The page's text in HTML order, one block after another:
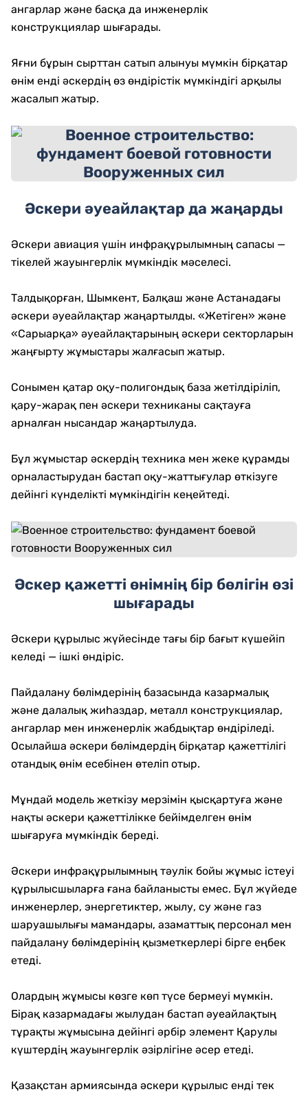
ангарлар және басқа да инженерлік
конструкциялар шығарады.
Яғни бұрын сырттан сатып алынуы мүмкін бірқатар
өнім енді әскердің өз өндірістік мүмкіндігі арқылы
жасалып жатыр.
Әскери әуеайлақтар да жаңарды
Әскери авиация үшін инфрақұрылымның сапасы —
тікелей жауынгерлік мүмкіндік мәселесі.
Талдықорған, Шымкент, Балқаш және Астанадағы
әскери әуеайлақтар жаңартылды. «Жетіген» және
«Сарыарқа» әуеайлақтарының әскери секторларын
жаңғырту жұмыстары жалғасып жатыр.
Сонымен қатар оқу-полигондық база жетілдіріліп,
қару-жарақ пен әскери техниканы сақтауға
арналған нысандар жаңартылуда.
Бұл жұмыстар әскердің техника мен жеке құрамды
орналастырудан бастап оқу-жаттығулар өткізуге
дейінгі күнделікті мүмкіндігін кеңейтеді.
Әскер қажетті өнімнің бір бөлігін өзі
шығарады
Әскери құрылыс жүйесінде тағы бір бағыт күшейіп
келеді — ішкі өндіріс.
Пайдалану бөлімдерінің базасында казармалық
және далалық жиһаздар, металл конструкциялар,
ангарлар мен инженерлік жабдықтар өндіріледі.
Осылайша әскери бөлімдердің бірқатар қажеттілігі
отандық өнім есебінен өтеліп отыр.
Мұндай модель жеткізу мерзімін қысқартуға және
нақты әскери қажеттілікке бейімделген өнім
шығаруға мүмкіндік береді.
Әскери инфрақұрылымның тәулік бойы жұмыс істеуі
құрылысшыларға ғана байланысты емес. Бұл жүйеде
инженерлер, энергетиктер, жылу, су және газ
шаруашылығы мамандары, азаматтық персонал мен
пайдалану бөлімдерінің қызметкерлері бірге еңбек
етеді.
Олардың жұмысы көзге көп түсе бермеуі мүмкін.
Бірақ казармадағы жылудан бастап әуеайлақтың
тұрақты жұмысына дейінгі әрбір элемент Қарулы
күштердің жауынгерлік әзірлігіне әсер етеді.
Қазақстан армиясында әскери құрылыс енді тек